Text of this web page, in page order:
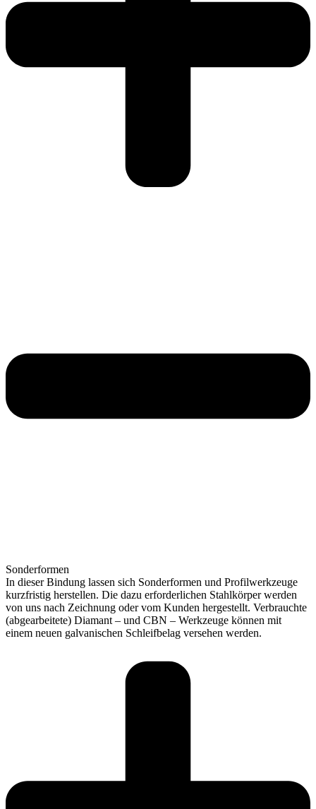
Sonderformen
In dieser Bindung lassen sich Sonderformen und Profilwerkzeuge
kurzfristig herstellen. Die dazu erforderlichen Stahlkörper werden
von uns nach Zeichnung oder vom Kunden hergestellt. Verbrauchte
(abgearbeitete) Diamant – und CBN – Werkzeuge können mit
einem neuen galvanischen Schleifbelag versehen werden.